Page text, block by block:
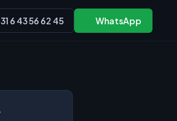
6 43 56 62 45 WhatsApp